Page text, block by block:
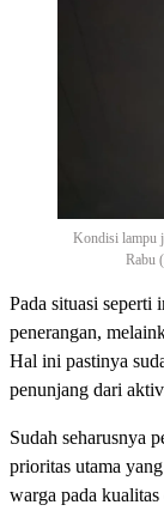
Kondisi lampu
Rabu
Pada situasi seperti
penerangan,
Hal ini pastinya
penunjang dari
Sudah seharusnya
prioritas utama
warga pada